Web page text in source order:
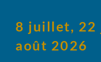
8 juillet, 22
août 2026